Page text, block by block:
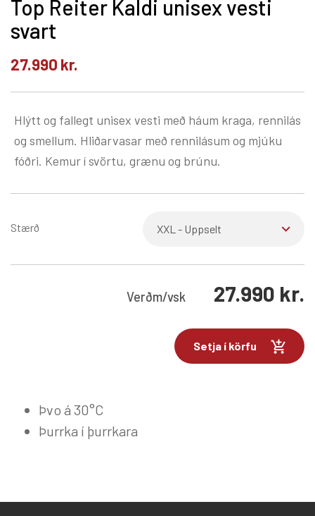
Top Reiter Kaldi unisex vesti
svart
27.990 kr.
Hlýtt og fallegt unisex vesti með háum kraga, rennilás
og smellum. Hliðarvasar með rennilásum og mjúku
fóðri. Kemur í svörtu, grænu og brúnu.
Stærð
Verðm/vsk 27.990 kr.
Setja í körfu
Þvo á 30°C
Þurrka í þurrkara